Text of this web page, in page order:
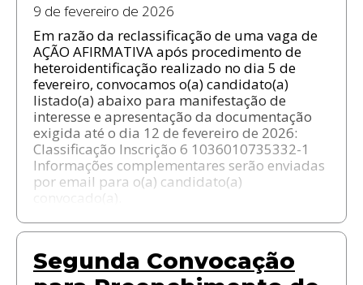
9 de fevereiro de 2026
Em razão da reclassificação de uma vaga de
AÇÃO AFIRMATIVA após procedimento de
heteroidentificação realizado no dia 5 de
fevereiro, convocamos o(a) candidato(a)
listado(a) abaixo para manifestação de
interesse e apresentação da documentação
exigida até o dia 12 de fevereiro de 2026:
Classificação Inscrição 6 1036010735332-1
Informações complementares serão enviadas
por email para o(a) candidato(a)
convocado(a).
Segunda Convocação